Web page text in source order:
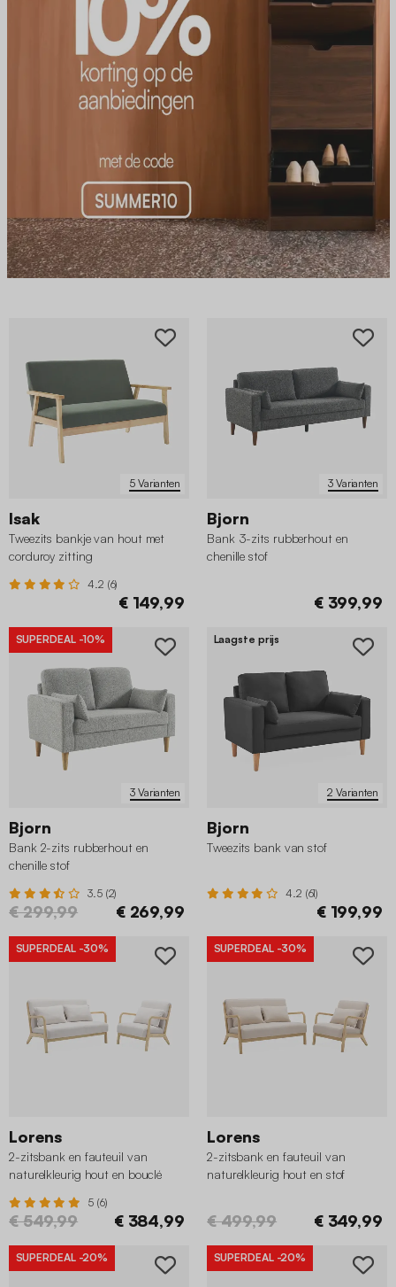
5 Varianten
Isak
Tweezits bankje van hout met
corduroy zitting
4.2 (6)
€ 149,99
3 Varianten
Bjorn
Bank 3-zits rubberhout en
chenille stof
€ 399,99
3 Varianten
SUPERDEAL -10%
Bjorn
Bank 2-zits rubberhout en
chenille stof
3.5 (2)
€ 299,99 € 269,99
2 Varianten
Laagste prijs
Bjorn
Tweezits bank van stof
4.2 (61)
€ 199,99
SUPERDEAL -30%
Lorens
2-zitsbank en fauteuil van
naturelkleurig hout en bouclé
5 (6)
€ 549,99 € 384,99
SUPERDEAL -30%
Lorens
2-zitsbank en fauteuil van
naturelkleurig hout en stof
€ 499,99 € 349,99
SUPERDEAL -20% SUPERDEAL -20%